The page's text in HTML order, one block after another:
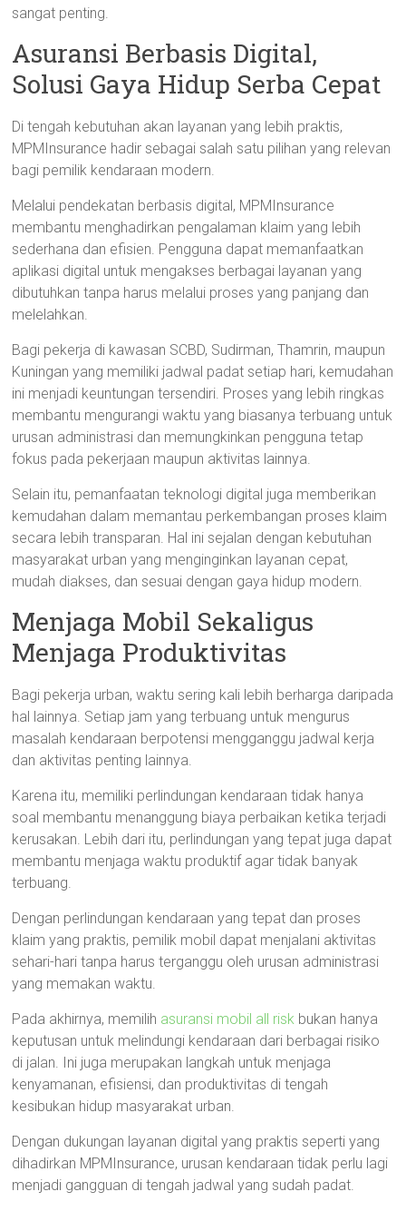
sangat penting.
Asuransi Berbasis Digital,
Solusi Gaya Hidup Serba Cepat
Di tengah kebutuhan akan layanan yang lebih praktis,
MPMInsurance hadir sebagai salah satu pilihan yang relevan
bagi pemilik kendaraan modern.
Melalui pendekatan berbasis digital, MPMInsurance
membantu menghadirkan pengalaman klaim yang lebih
sederhana dan efisien. Pengguna dapat memanfaatkan
aplikasi digital untuk mengakses berbagai layanan yang
dibutuhkan tanpa harus melalui proses yang panjang dan
melelahkan.
Bagi pekerja di kawasan SCBD, Sudirman, Thamrin, maupun
Kuningan yang memiliki jadwal padat setiap hari, kemudahan
ini menjadi keuntungan tersendiri. Proses yang lebih ringkas
membantu mengurangi waktu yang biasanya terbuang untuk
urusan administrasi dan memungkinkan pengguna tetap
fokus pada pekerjaan maupun aktivitas lainnya.
Selain itu, pemanfaatan teknologi digital juga memberikan
kemudahan dalam memantau perkembangan proses klaim
secara lebih transparan. Hal ini sejalan dengan kebutuhan
masyarakat urban yang menginginkan layanan cepat,
mudah diakses, dan sesuai dengan gaya hidup modern.
Menjaga Mobil Sekaligus
Menjaga Produktivitas
Bagi pekerja urban, waktu sering kali lebih berharga daripada
hal lainnya. Setiap jam yang terbuang untuk mengurus
masalah kendaraan berpotensi mengganggu jadwal kerja
dan aktivitas penting lainnya.
Karena itu, memiliki perlindungan kendaraan tidak hanya
soal membantu menanggung biaya perbaikan ketika terjadi
kerusakan. Lebih dari itu, perlindungan yang tepat juga dapat
membantu menjaga waktu produktif agar tidak banyak
terbuang.
Dengan perlindungan kendaraan yang tepat dan proses
klaim yang praktis, pemilik mobil dapat menjalani aktivitas
sehari-hari tanpa harus terganggu oleh urusan administrasi
yang memakan waktu.
Pada akhirnya, memilih asuransi mobil all risk bukan hanya
keputusan untuk melindungi kendaraan dari berbagai risiko
di jalan. Ini juga merupakan langkah untuk menjaga
kenyamanan, efisiensi, dan produktivitas di tengah
kesibukan hidup masyarakat urban.
Dengan dukungan layanan digital yang praktis seperti yang
dihadirkan MPMInsurance, urusan kendaraan tidak perlu lagi
menjadi gangguan di tengah jadwal yang sudah padat.